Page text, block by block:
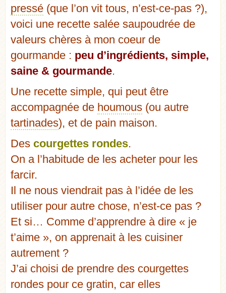
pressé (que l’on vit tous, n’est-ce-pas ?),
voici une recette salée saupoudrée de
valeurs chères à mon coeur de
gourmande : peu d’ingrédients, simple,
saine & gourmande.
Une recette simple, qui peut être
accompagnée de houmous (ou autre
tartinades), et de pain maison.
Des courgettes rondes.
On a l’habitude de les acheter pour les
farcir.
Il ne nous viendrait pas à l’idée de les
utiliser pour autre chose, n’est-ce pas ?
Et si… Comme d’apprendre à dire « je
t’aime », on apprenait à les cuisiner
autrement ?
J’ai choisi de prendre des courgettes
rondes pour ce gratin, car elles